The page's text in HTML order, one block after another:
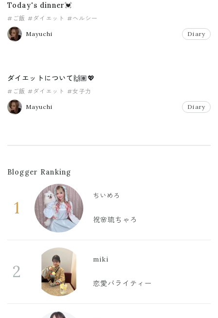
Today's dinner💓
#ご飯 #ダイエット #ヘルシー
Mayuchi Diary
ダイエットについて🙌🏽💖
#ご飯 #ダイエット #女子力
Mayuchi Diary
Blogger Ranking
1
ちいめろ
祝🌸琉ちゃろ
2
miki
恋愛バライティー